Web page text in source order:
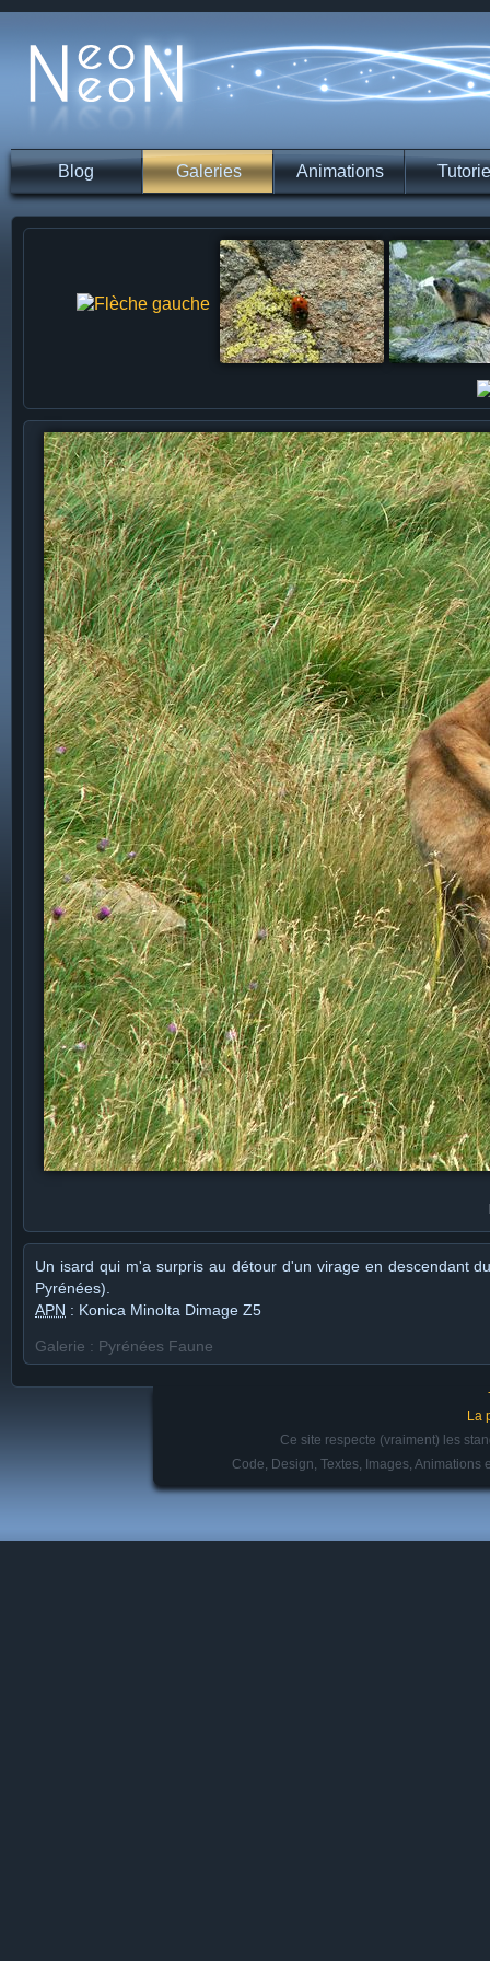
Blog Galeries Animations
Un isard qui m'a surpris au détour d'un virage en descendant
Pyrénées).
APN : Konica Minolta Dimage Z5
Galerie : Pyrénées Faune
La
Ce site respecte (vraiment) les
Code, Design, Textes, Images,